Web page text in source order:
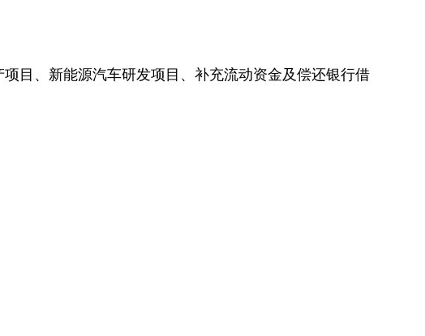
目、新能源汽车研发项目、补充流动资金及偿还银行借